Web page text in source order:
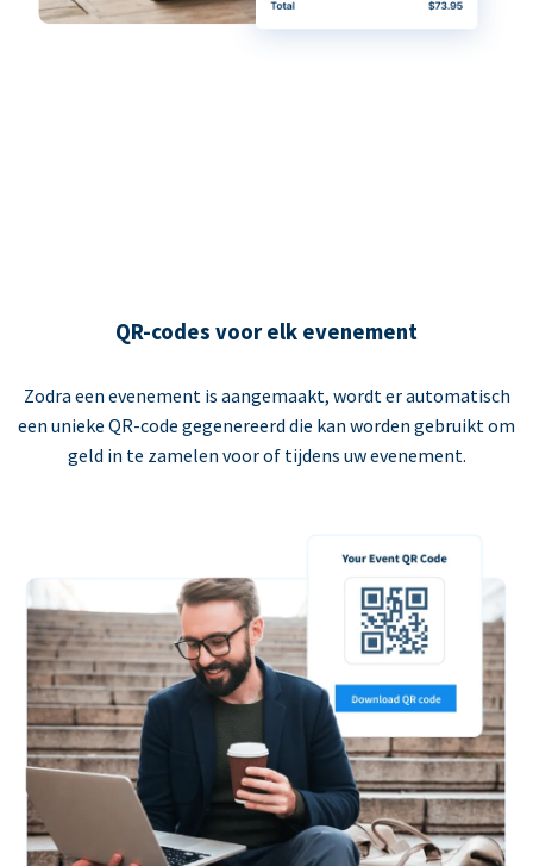
QR-codes voor elk evenement
Zodra een evenement is aangemaakt, wordt er automatisch
een unieke QR-code gegenereerd die kan worden gebruikt om
geld in te zamelen voor of tijdens uw evenement.